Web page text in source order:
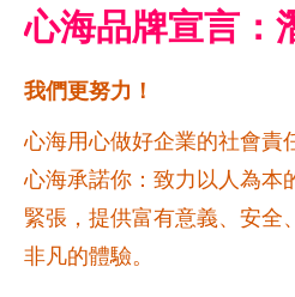
心海品牌宣言：
我們更努力！
心海用心做好企業的社會責
心海承諾你：致力以人為本
緊張，提供富有意義、安全
非凡的體驗。